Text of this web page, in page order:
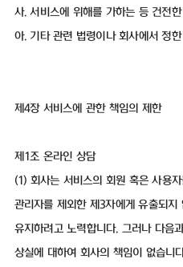
사. 서비스에 위해를 가하는 등 건전
아. 기타 관련 법령이나 회사에서 정
제4장 서비스에 관한 책임의 제한
제1조 온라인 상담
(1) 회사는 서비스의 회원 혹은 사용
관리자를 제외한 제3자에게 유출되지
유지하려고 노력합니다. 그러나 다음
상실에 대하여 회사의 책임이 없습니